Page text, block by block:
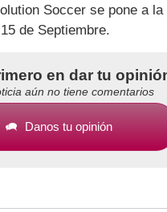
Soccer se pone a la
de Septiembre.
en dar tu
aún no tiene comentarios
Danos tu opinión